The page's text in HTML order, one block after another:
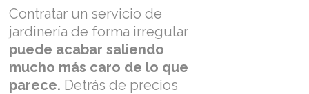
Contratar un servicio de
jardinería de forma irregular
puede acabar saliendo
mucho más caro de lo que
parece. Detrás de precios